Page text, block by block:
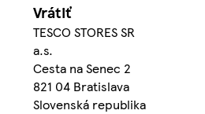
Vrátiť
TESCO STORES SR
a.s.
Cesta na Senec 2
821 04 Bratislava
Slovenská republika